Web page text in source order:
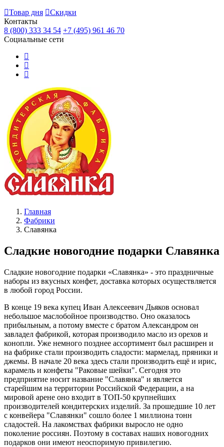
Товар дня
Скидки
Контакты
8 (800) 333 34 54 +7 (495) 961 46 70
Социальные сети
Главная
Фабрики
Славянка
Сладкие новогодние подарки Славянка
Сладкие новогодние подарки «Славянка» - это праздничные
наборы из вкусных конфет, доставка которых осуществляется
в любой город России.
В конце 19 века купец Иван Алексеевич Дьяков основал
небольшое маслобойное производство. Оно оказалось
прибыльным, а потому вместе с братом Александром он
завладел фабрикой, которая производило масло из орехов и
конопли. Уже немного позднее ассортимент был расширен и
на фабрике стали производить сладости: мармелад, пряники и
джемы. В начале 20 века здесь стали производить ещё и ирис,
карамель и конфеты "Раковые шейки". Сегодня это
предприятие носит название "Славянка" и является
старейшим на территории Российской Федерации, а на
мировой арене оно входит в ТОП-50 крупнейших
производителей кондитерских изделий. За прошедшие 10 лет
с конвейера "Славянки" сошло более 1 миллиона тонн
сладостей. На лакомствах фабрики выросло не одно
поколение россиян. Поэтому в составах наших новогодних
подарков они имеют неоспоримую привилегию.